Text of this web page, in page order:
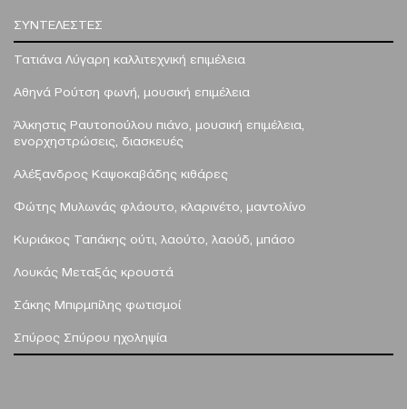
ΣΥΝΤΕΛΕΣΤΕΣ
Τατιάνα Λύγαρη καλλιτεχνική επιμέλεια
Αθηνά Ρούτση φωνή, μουσική επιμέλεια
Άλκηστις Ραυτοπούλου πιάνο, μουσική επιμέλεια,
ενορχηστρώσεις, διασκευές
Αλέξανδρος Καψοκαβάδης κιθάρες
Φώτης Μυλωνάς φλάουτο, κλαρινέτο, μαντολίνο
Κυριάκος Ταπάκης ούτι, λαούτο, λαούδ, μπάσο
Λουκάς Μεταξάς κρουστά
Σάκης Μπιρμπίλης φωτισμοί
Σπύρος Σπύρου ηχοληψία